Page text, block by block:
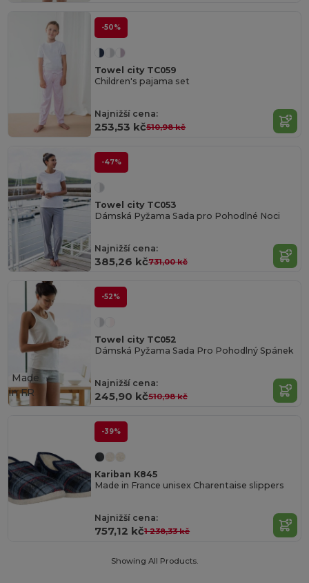
-50%
Towel city TC059
Children's pajama set
Najnižší cena:
253,53 kč510,98 kč
-47%
Towel city TC053
Dámská Pyžama Sada pro Pohodlné Noci
Najnižší cena:
385,26 kč731,00 kč
-52%
Towel city TC052
Dámská Pyžama Sada Pro Pohodlný Spánek
Najnižší cena:
245,90 kč510,98 kč
Made
in FR
-39%
Kariban K845
Made in France unisex Charentaise slippers
Najnižší cena:
757,12 kč1 238,33 kč
Showing All Products.